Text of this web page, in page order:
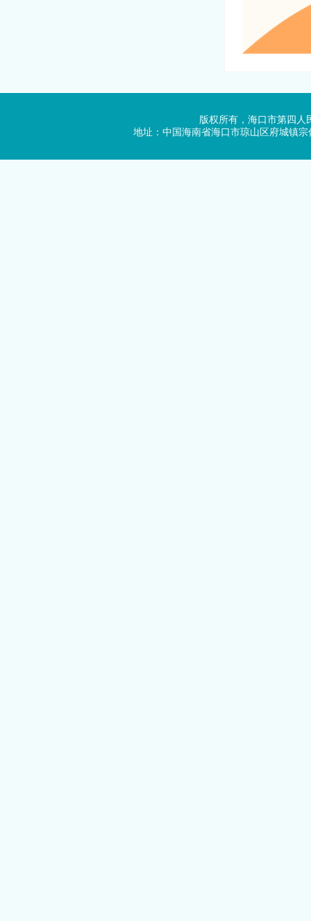
版权所有，海口市第四人
地址：中国海南省海口市琼山区府城镇宗